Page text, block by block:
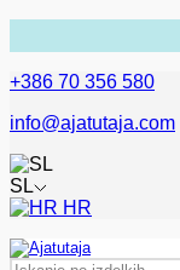
+386 70 356 580
info@ajatutaja.com
SL
HR